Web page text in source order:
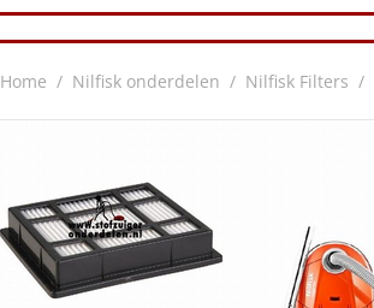
Home / Nilfisk onderdelen / Nilfisk Filters /